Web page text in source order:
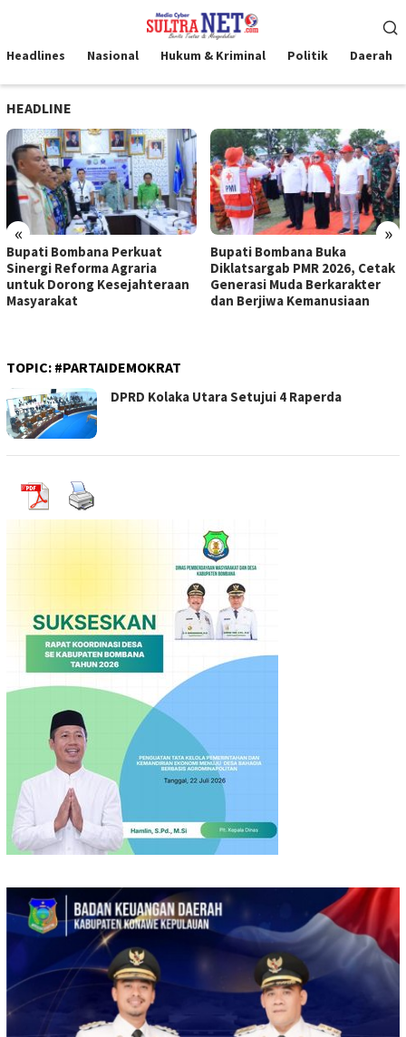
kontenMobile
Headlines Nasional Hukum & Kriminal Politik Daerah
HEADLINE
« »
Bupati Bombana Perkuat
Sinergi Reforma Agraria
untuk Dorong Kesejahteraan
Masyarakat
Bupati Bombana Buka
Diklatsargab PMR 2026, Cetak
Generasi Muda Berkarakter
dan Berjiwa Kemanusiaan
TOPIC: #PARTAIDEMOKRAT
DPRD Kolaka Utara Setujui 4 Raperda